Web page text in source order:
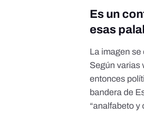
Es un
esas
La imagen
Según varias
entonces
bandera de
“analfabeto y